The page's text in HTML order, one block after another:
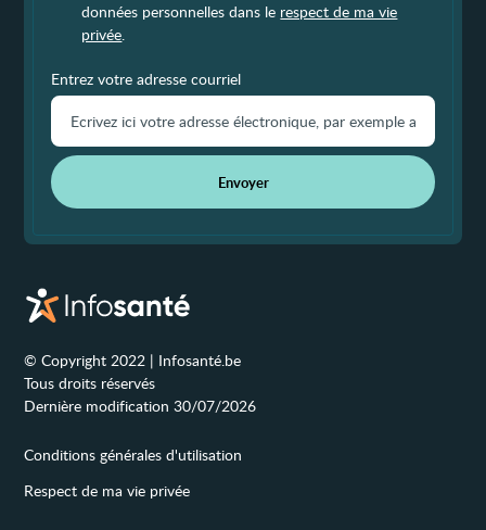
données personnelles dans le respect de ma vie
privée.
Entrez votre adresse courriel
Envoyer
© Copyright 2022 | Infosanté.be
Tous droits réservés
Dernière modification 30/07/2026
Conditions générales d'utilisation
Respect de ma vie privée